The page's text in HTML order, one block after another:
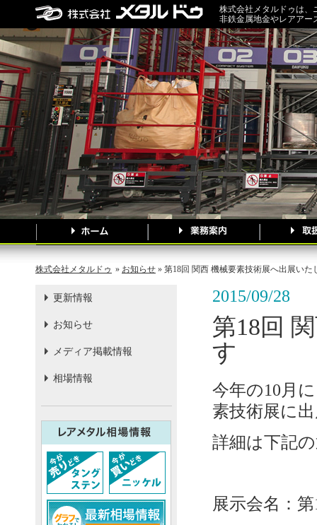
株式会社メタルドゥは、
非鉄金属地金やレアアー
株式会社メタルドゥ » お知らせ » 第18回 関西 機械要素技術展へ出展いた
更新情報
お知らせ
メディア掲載情報
相場情報
2015/09/28
第18回
す
今年の10月
素技術展に
詳細は下記
展示会名：